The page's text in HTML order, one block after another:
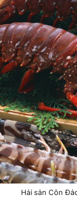
Hải sản Côn